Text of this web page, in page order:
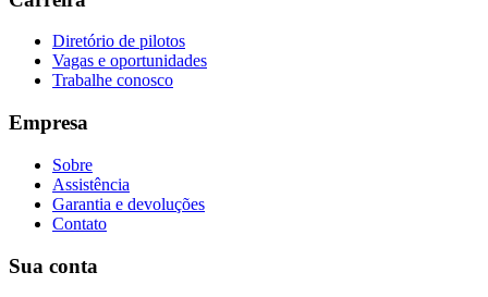
Diretório de pilotos
Vagas e oportunidades
Trabalhe conosco
Empresa
Sobre
Assistência
Garantia e devoluções
Contato
Sua conta